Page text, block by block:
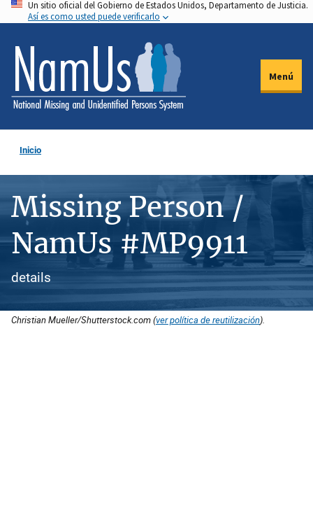
Pasar
al
contenido
principal
Un sitio oficial del Gobierno de Estados Unidos, Departamento de Justicia.
Así es como usted puede verificarlo
Menú
Inicio
Missing Person /
NamUs #MP9911
details
Christian Mueller/Shutterstock.com (ver política de reutilización).